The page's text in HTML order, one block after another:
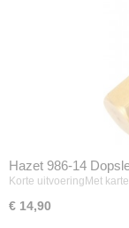
Hazet 986-14
Korte uitvoeringMet
€ 14,90